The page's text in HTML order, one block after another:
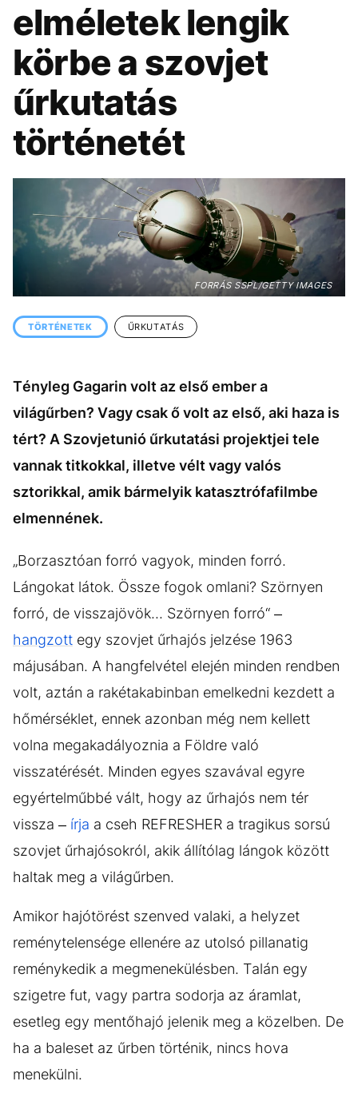
KÖZÉLET
ÉLETMÓD DESIGN
BESZÉLGETÉSEK ARCOK
VIDEÓ
GASZTRO
elméletek lengik
körbe a szovjet
űrkutatás
történetét
FORRÁS SSPL/GETTY IMAGES
TÖRTÉNETEK ŰRKUTATÁS
Tényleg Gagarin volt az első ember a
világűrben? Vagy csak ő volt az első, aki haza is
tért? A Szovjetunió űrkutatási projektjei tele
vannak titkokkal, illetve vélt vagy valós
sztorikkal, amik bármelyik katasztrófafilmbe
elmennének.
„Borzasztóan forró vagyok, minden forró.
Lángokat látok. Össze fogok omlani? Szörnyen
forró, de visszajövök... Szörnyen forró“ –
hangzott egy szovjet űrhajós jelzése 1963
májusában. A hangfelvétel elején minden rendben
volt, aztán a rakétakabinban emelkedni kezdett a
hőmérséklet, ennek azonban még nem kellett
volna megakadályoznia a Földre való
visszatérését. Minden egyes szavával egyre
egyértelműbbé vált, hogy az űrhajós nem tér
vissza – írja a cseh REFRESHER a tragikus sorsú
szovjet űrhajósokról, akik állítólag lángok között
haltak meg a világűrben.
Amikor hajótörést szenved valaki, a helyzet
reménytelensége ellenére az utolsó pillanatig
reménykedik a megmenekülésben. Talán egy
szigetre fut, vagy partra sodorja az áramlat,
esetleg egy mentőhajó jelenik meg a közelben. De
ha a baleset az űrben történik, nincs hova
menekülni.